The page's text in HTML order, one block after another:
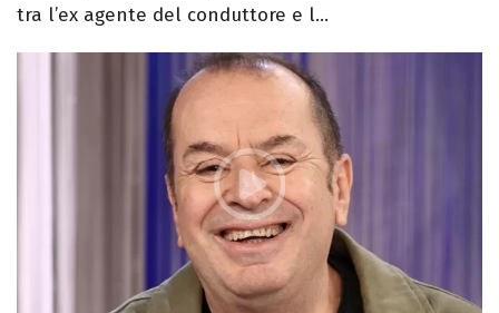
tra l’ex agente del conduttore e l...